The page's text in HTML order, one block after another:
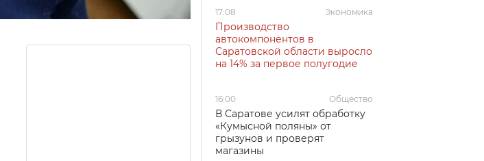
17:08 Экономика
Производство
автокомпонентов в
Саратовской области выросло
на 14% за первое полугодие
16:00 Общество
В Саратове усилят обработку
«Кумысной поляны» от
грызунов и проверят
магазины